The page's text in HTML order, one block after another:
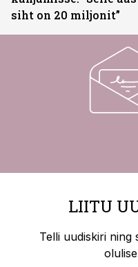
siht on 20 miljonit”
LIITU
Telli uudiskiri ning